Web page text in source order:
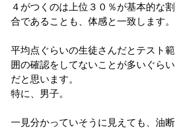
４がつくのは上位３０％が基本的な割
合であることも、体感と一致します。
平均点ぐらいの生徒さんだとテスト範
囲の確認をしてないことが多いぐらい
だと思います。
特に、男子。
一見分かっていそうに見えても、油断